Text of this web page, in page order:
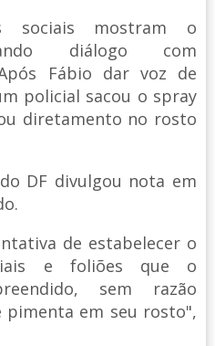
sociais mostram o
diálogo com
Fábio dar voz de
policial sacou o spray
diretamento no rosto
DF divulgou nota em
de estabelecer o
e foliões que o
sem razão
pimenta em seu rosto",